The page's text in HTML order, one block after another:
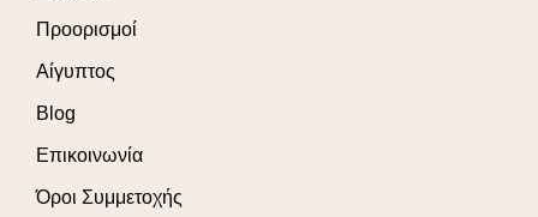
Προορισμοί
Αίγυπτος
Blog
Επικοινωνία
Όροι Συμμετοχής